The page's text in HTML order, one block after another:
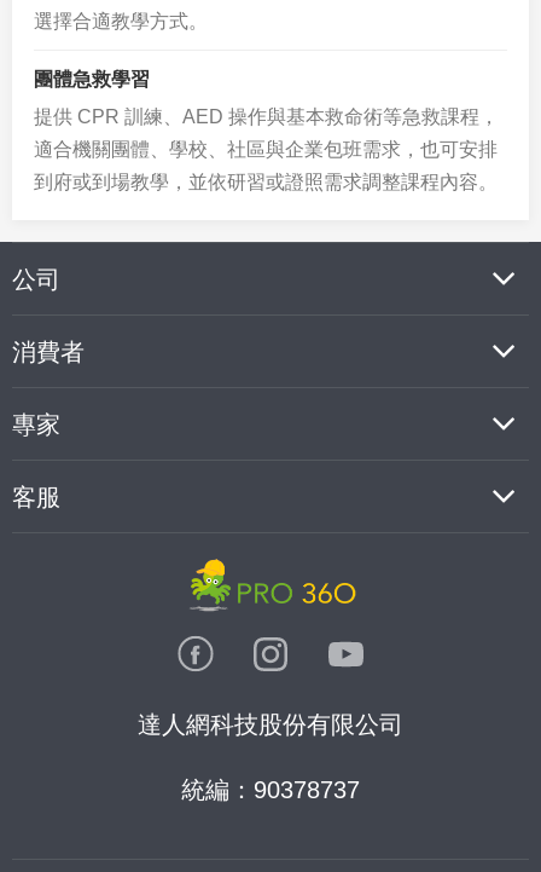
選擇合適教學方式。
團體急救學習
提供 CPR 訓練、AED 操作與基本救命術等急救課程，
適合機關團體、學校、社區與企業包班需求，也可安排
到府或到場教學，並依研習或證照需求調整課程內容。
公司
消費者
專家
客服
達人網科技股份有限公司
統編：90378737